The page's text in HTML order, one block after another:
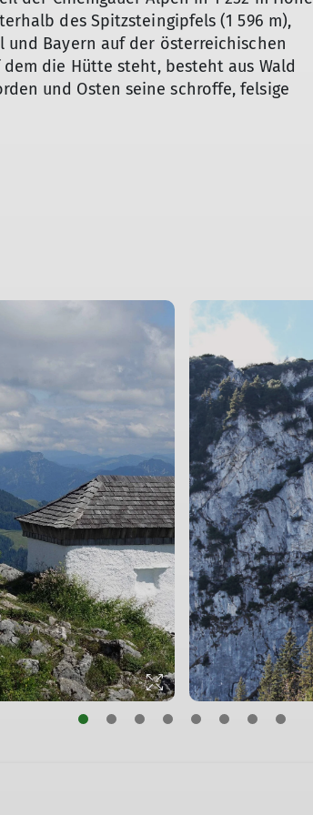
des Spitzsteingipfels (1 596 m),
und Bayern auf der österreichischen
die Hütte steht, besteht aus Wald
und Osten seine schroffe, felsige
© Bergfreunde München